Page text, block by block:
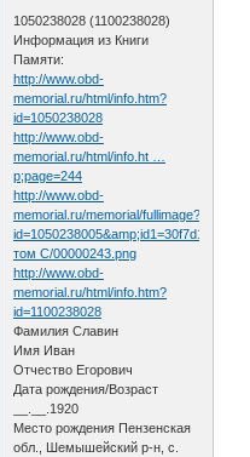
1050238028 (1100238028)
Информация из Книги
Памяти:
http://www.obd-
memorial.ru/html/info.htm?
id=1050238028
http://www.obd-
memorial.ru/html/info.ht …
p;page=244
http://www.obd-
memorial.ru/memorial/fullimage?
том С/00000243.png
http://www.obd-
memorial.ru/html/info.htm?
id=1100238028
Фамилия Славин
Имя Иван
Отчество Егорович
Дата рождения/Возраст
__.__.1920
Место рождения Пензенская
обл., Шемышейский р-н, с.